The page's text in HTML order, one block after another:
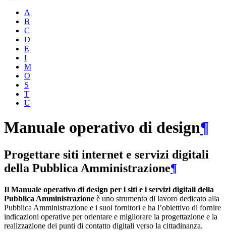
A
B
C
D
E
I
M
O
S
T
U
Manuale operativo di design¶
Progettare siti internet e servizi digitali
della Pubblica Amministrazione¶
Il Manuale operativo di design per i siti e i servizi digitali della
Pubblica Amministrazione è uno strumento di lavoro dedicato alla
Pubblica Amministrazione e i suoi fornitori e ha l’obiettivo di fornire
indicazioni operative per orientare e migliorare la progettazione e la
realizzazione dei punti di contatto digitali verso la cittadinanza.